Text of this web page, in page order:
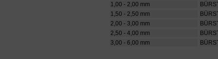
1,00 - 2,00 mm
1,50 - 2,50 mm
2,00 - 3,00 mm
2,50 - 4,00 mm
3,00 - 6,00 mm